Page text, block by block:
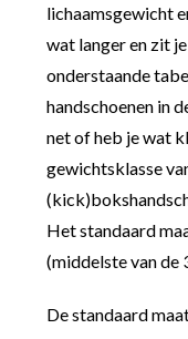
lichaamsgewicht
wat langer en zit
onderstaande
handschoenen in
net of heb je wat
gewichtsklasse
Het standaard
(middelste van de
De standaard